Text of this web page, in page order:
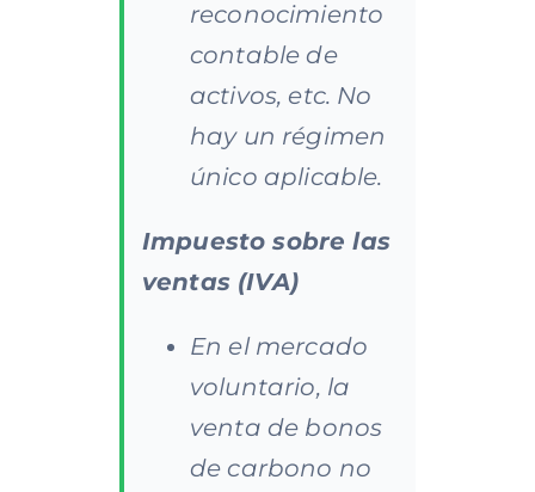
reconocimiento
contable de
activos, etc. No
hay un régimen
único aplicable.
Impuesto sobre las
ventas (IVA)
En el mercado
voluntario, la
venta de bonos
de carbono no